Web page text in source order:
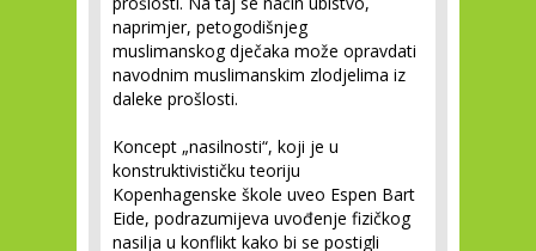
naprimjer, petogodišnjeg
muslimanskog dječaka može opravdati
navodnim muslimanskim zlodjelima iz
daleke prošlosti.
Koncept „nasilnosti“, koji je u
konstruktivističku teoriju
Kopenhagenske škole uveo Espen Bart
Eide, podrazumijeva uvođenje fizičkog
nasilja u konflikt kako bi se postigli